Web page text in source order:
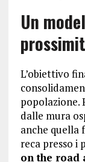
Un
L’obiettivo
popolazione.
dalle mura
anche quella
reca presso i
on the road